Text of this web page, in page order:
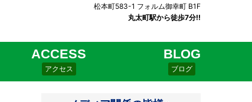
松本町583-1 フォルム御幸町 B1F
丸太町駅から徒歩7分!!
ACCESS
アクセス
BLOG
ブログ